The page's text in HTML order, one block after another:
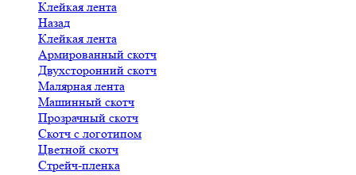
Клейкая лента
Назад
Клейкая лента
Армированный скотч
Двухсторонний скотч
Малярная лента
Машинный скотч
Прозрачный скотч
Скотч с логотипом
Цветной скотч
Стрейч-пленка